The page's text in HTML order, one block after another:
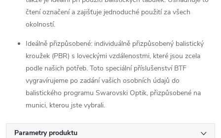
čtení označení a zajišťuje jednoduché použití za všech
okolností.
Ideálně přizpůsobené: individuálně přizpůsobený balistický
kroužek (PBR) s loveckými vzdálenostmi, které jsou zcela
podle našich potřeb. Toto speciální příslušenství BTF
vygravírujeme po zadání vašich osobních údajů do
balistického programu Swarovski Optik, přizpůsobené na
munici, kterou jste vybrali.
Parametry produktu